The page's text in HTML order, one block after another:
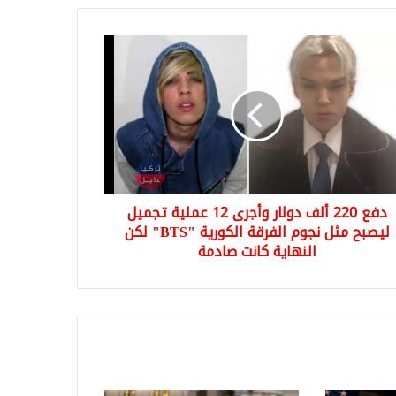
"BTS"
دفع 220 ألف دولار وأجرى 12 عملية تجميل
ليصبح مثل نجوم الفرقة الكورية "BTS" لكن
النهاية كانت صادمة